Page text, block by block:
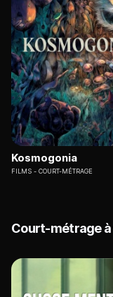
Kosmogonia
FILMS COURT-MÉTRAGE
Court-métrage